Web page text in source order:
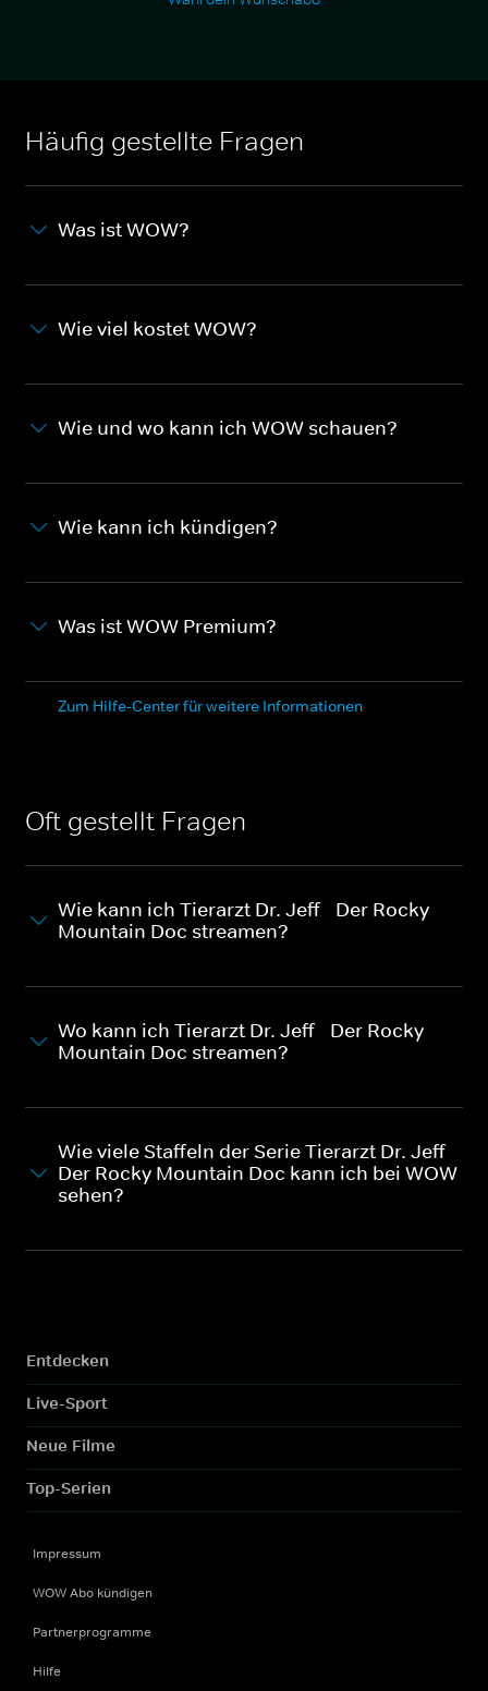
Häufig gestellte Fragen
Was ist WOW?
Wie viel kostet WOW?
Wie und wo kann ich WOW schauen?
Wie kann ich kündigen?
Was ist WOW Premium?
Zum Hilfe-Center für weitere Informationen
Oft gestellt Fragen
Wie kann ich Tierarzt Dr. Jeff - Der Rocky
Mountain Doc streamen?
Wo kann ich Tierarzt Dr. Jeff - Der Rocky
Mountain Doc streamen?
Wie viele Staffeln der Serie Tierarzt Dr. Jeff -
Der Rocky Mountain Doc kann ich bei WOW
sehen?
Entdecken
Live-Sport
Neue Filme
Top-Serien
Impressum
WOW Abo kündigen
Partnerprogramme
Hilfe